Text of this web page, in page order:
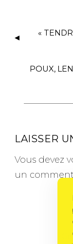
«
POUX,
LAISSER
Vous devez
un